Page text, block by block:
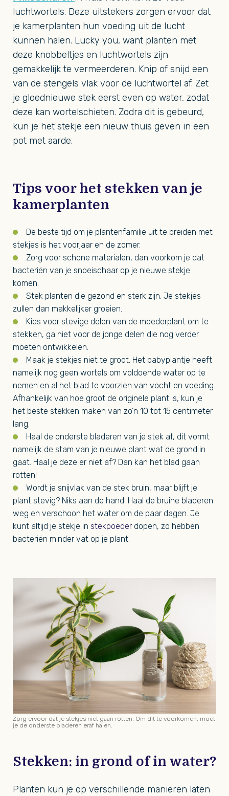
luchtwortels. Deze uitstekers zorgen ervoor dat
je kamerplanten hun voeding uit de lucht
kunnen halen. Lucky you, want planten met
deze knobbeltjes en luchtwortels zijn
gemakkelijk te vermeerderen. Knip of snijd een
van de stengels vlak voor de luchtwortel af. Zet
je gloednieuwe stek eerst even op water, zodat
deze kan wortelschieten. Zodra dit is gebeurd,
kun je het stekje een nieuw thuis geven in een
pot met aarde.
Tips voor het stekken van je
kamerplanten
De beste tijd om je plantenfamilie uit te breiden met
stekjes is het voorjaar en de zomer.
Zorg voor schone materialen, dan voorkom je dat
bacteriën van je snoeischaar op je nieuwe stekje
komen.
Stek planten die gezond en sterk zijn. Je stekjes
zullen dan makkelijker groeien.
Kies voor stevige delen van de moederplant om te
stekken, ga niet voor de jonge delen die nog verder
moeten ontwikkelen.
Maak je stekjes niet te groot. Het babyplantje heeft
namelijk nog geen wortels om voldoende water op te
nemen en al het blad te voorzien van vocht en voeding.
Afhankelijk van hoe groot de originele plant is, kun je
het beste stekken maken van zo’n 10 tot 15 centimeter
lang.
Haal de onderste bladeren van je stek af, dit vormt
namelijk de stam van je nieuwe plant wat de grond in
gaat. Haal je deze er niet af? Dan kan het blad gaan
rotten!
Wordt je snijvlak van de stek bruin, maar blijft je
plant stevig? Niks aan de hand! Haal de bruine bladeren
weg en verschoon het water om de paar dagen. Je
kunt altijd je stekje in stekpoeder dopen, zo hebben
bacteriën minder vat op je plant.
Stekken: in grond of in water?
Planten kun je op verschillende manieren laten
Zorg ervoor dat je stekjes niet gaan rotten. Om dit te voorkomen, moet
je de onderste bladeren eraf halen.